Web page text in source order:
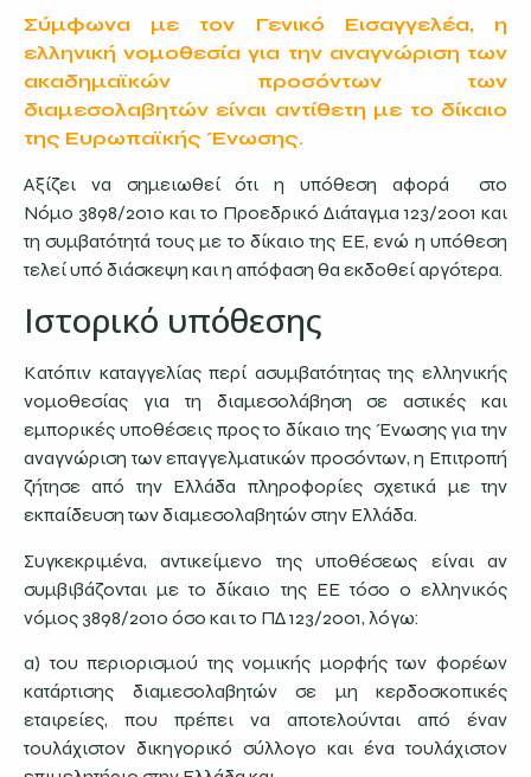
Σύμφωνα με τον Γενικό Εισαγγελέα, η
ελληνική νομοθεσία για την αναγνώριση των
ακαδημαϊκών προσόντων των
διαμεσολαβητών είναι αντίθετη με το δίκαιο
της Ευρωπαϊκής Ένωσης.
Αξίζει να σημειωθεί ότι η υπόθεση αφορά στο
Νόμο 3898/2010 και το Προεδρικό Διάταγμα 123/2001 και
τη συμβατότητά τους με το δίκαιο της ΕΕ, ενώ η υπόθεση
τελεί υπό διάσκεψη και η απόφαση θα εκδοθεί αργότερα.
Ιστορικό υπόθεσης
Κατόπιν καταγγελίας περί ασυμβατότητας της ελληνικής
νομοθεσίας για τη διαμεσολάβηση σε αστικές και
εμπορικές υποθέσεις προς το δίκαιο της Ένωσης για την
αναγνώριση των επαγγελματικών προσόντων, η Επιτροπή
ζήτησε από την Ελλάδα πληροφορίες σχετικά με την
εκπαίδευση των διαμεσολαβητών στην Ελλάδα.
Συγκεκριμένα, αντικείμενο της υποθέσεως είναι αν
συμβιβάζονται με το δίκαιο της ΕΕ τόσο ο ελληνικός
νόμος 3898/2010 όσο και το ΠΔ 123/2001, λόγω:
α) του περιορισμού της νομικής μορφής των φορέων
κατάρτισης διαμεσολαβητών σε μη κερδοσκοπικές
εταιρείες, που πρέπει να αποτελούνται από έναν
τουλάχιστον δικηγορικό σύλλογο και ένα τουλάχιστον